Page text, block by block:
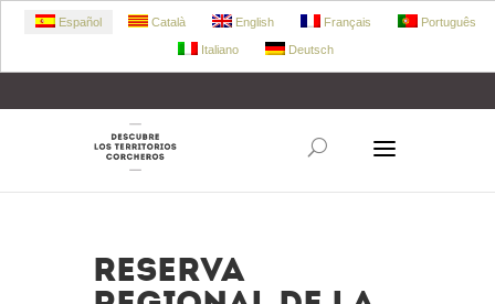
Reserva
Español Català English Français Português
Italiano Deutsch